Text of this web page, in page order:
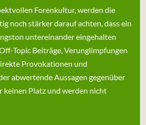
Forenkultur, werden die
noch stärker darauf achten, dass ein
untereinander eingehalten
Topic Beiträge, Verunglimpfungen
Provokationen und
abwertende Aussagen gegenüber
keinen Platz und werden nicht